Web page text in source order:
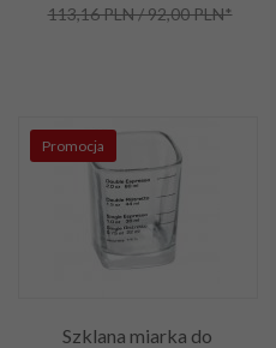
113,16 PLN / 92,00 PLN*
Promocja
Szklana miarka do